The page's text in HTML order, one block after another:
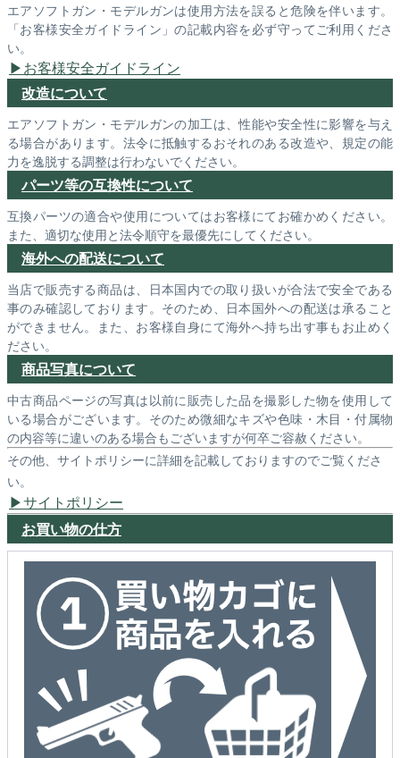
エアソフトガン・モデルガンは使用方法を誤ると危険を伴います。
「お客様安全ガイドライン」の記載内容を必ず守ってご利用くださ
い。
お客様安全ガイドライン
改造について
エアソフトガン・モデルガンの加工は、性能や安全性に影響を与え
る場合があります。法令に抵触するおそれのある改造や、規定の能
力を逸脱する調整は行わないでください。
パーツ等の互換性について
互換パーツの適合や使用についてはお客様にてお確かめください。
また、適切な使用と法令順守を最優先にしてください。
海外への配送について
当店で販売する商品は、日本国内での取り扱いが合法で安全である
事のみ確認しております。そのため、日本国外への配送は承ること
ができません。また、お客様自身にて海外へ持ち出す事もお止めく
ださい。
商品写真について
中古商品ページの写真は以前に販売した品を撮影した物を使用して
いる場合がございます。そのため微細なキズや色味・木目・付属物
の内容等に違いのある場合もございますが何卒ご容赦ください。
その他、サイトポリシーに詳細を記載しておりますのでご覧くださ
い。
サイトポリシー
お買い物の仕方